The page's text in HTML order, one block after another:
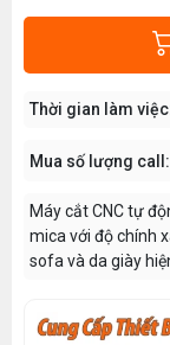
Thời gian làm
Mua số lượng call:
Máy cắt CNC tự
mica với độ chính
sofa và da giày